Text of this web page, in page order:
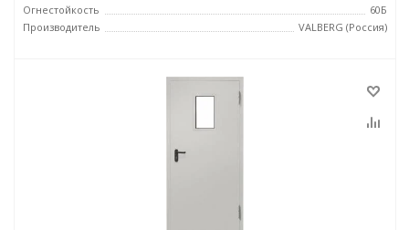
Огнестойкость
60Б
Производитель
VALBERG (Россия)